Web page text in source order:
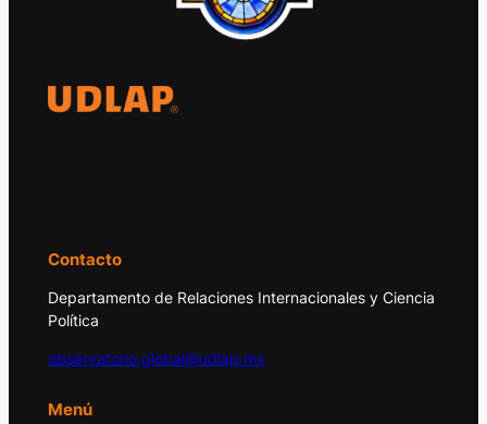
Contacto
Departamento de Relaciones Internacionales y Ciencia
Política
observatorio.global@udlap.mx
Menú